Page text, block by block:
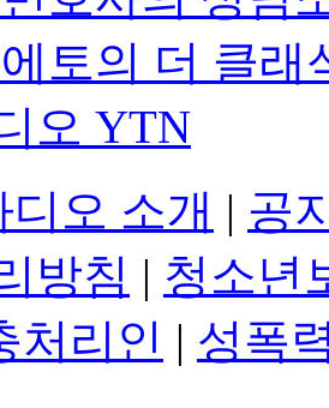
토의 더 클래
오 YTN
오 소개 | 공
방침 | 청소년
처리인 | 성폭